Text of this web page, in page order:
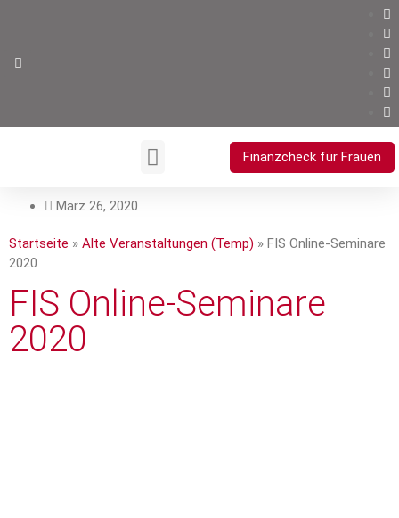
Finanzcheck für Frauen
März 26, 2020
Startseite » Alte Veranstaltungen (Temp) » FIS Online-Seminare
2020
FIS Online-Seminare
2020